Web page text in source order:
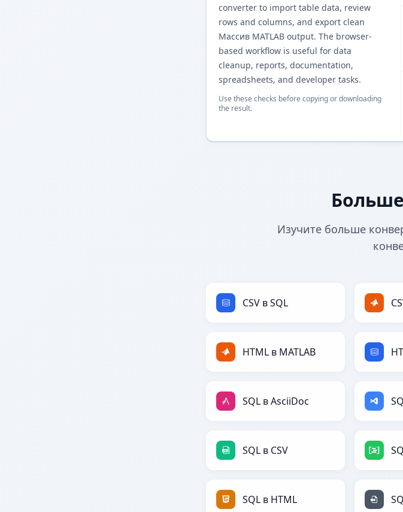
converter to import table data, review
rows and columns, and export clean
Массив MATLAB output. The browser-
based workflow is useful for data
cleanup, reports, documentation,
spreadsheets, and developer tasks.
Use these checks before copying or downloading
the result.
Изучите больше
CSV в SQL
HTML в MATLAB
SQL в AsciiDoc
SQL в CSV
SQL в HTML